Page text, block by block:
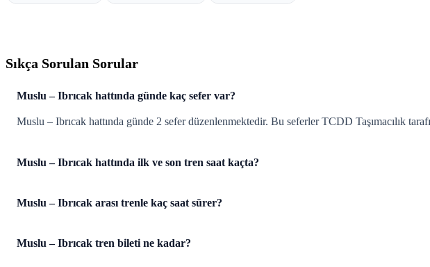
Sıkça Sorulan Sorular
Muslu – Ibrıcak hattında günde kaç sefer var?
Muslu – Ibrıcak hattında günde 2 sefer düzenlenmektedir. Bu seferler TCDD Taşımacılık
Muslu – Ibrıcak hattında ilk ve son tren saat kaçta?
Muslu – Ibrıcak arası trenle kaç saat sürer?
Muslu – Ibrıcak tren bileti ne kadar?